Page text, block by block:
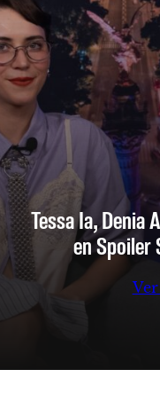
Tessa Ia, Denia
en Spoiler